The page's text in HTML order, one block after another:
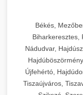
Békés,
Biharkeresztes,
Nádudvar,
Újfehértó,
Tiszaújváros,